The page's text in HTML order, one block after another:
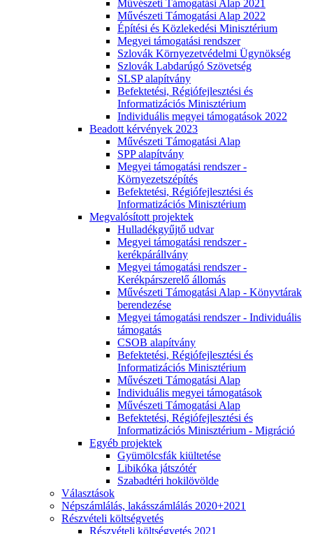
Művészeti Támogatási Alap 2021
Művészeti Támogatási Alap 2022
Építési és Közlekedési Minisztérium
Megyei támogatási rendszer
Szlovák Környezetvédelmi Ügynökség
Szlovák Labdarúgó Szövetség
SLSP alapítvány
Befektetési, Régiófejlesztési és
Informatizációs Minisztérium
Individuális megyei támogatások 2022
Beadott kérvények 2023
Művészeti Támogatási Alap
SPP alapítvány
Megyei támogatási rendszer -
Környezetszépítés
Befektetési, Régiófejlesztési és
Informatizációs Minisztérium
Megvalósított projektek
Hulladékgyűjtő udvar
Megyei támogatási rendszer -
kerékpárállvány
Megyei támogatási rendszer -
Kerékpárszerelő állomás
Művészeti Támogatási Alap - Könyvtárak
berendezése
Megyei támogatási rendszer - Individuális
támogatás
CSOB alapítvány
Befektetési, Régiófejlesztési és
Informatizációs Minisztérium
Művészeti Támogatási Alap
Individuális megyei támogatások
Művészeti Támogatási Alap
Befektetési, Régiófejlesztési és
Informatizációs Minisztérium - Migráció
Egyéb projektek
Gyümölcsfák kiültetése
Libikóka játszótér
Szabadtéri hokilövölde
Választások
Népszámlálás, lakásszámlálás 2020+2021
Részvételi költségvetés
Részvételi költségvetés 2021